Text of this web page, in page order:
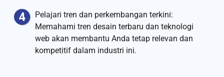
Pelajari tren dan perkembangan terkini:
Memahami tren desain terbaru dan teknologi
web akan membantu Anda tetap relevan dan
kompetitif dalam industri ini.